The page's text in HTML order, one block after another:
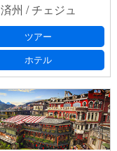
済州 / チェジュ
ツアー
ホテル